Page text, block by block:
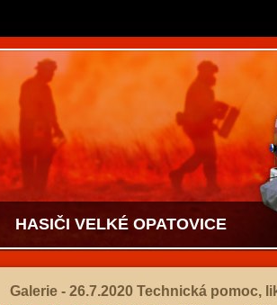
HASIČI VELKÉ OPATOVICE
Galerie - 26.7.2020 Technická pomoc,